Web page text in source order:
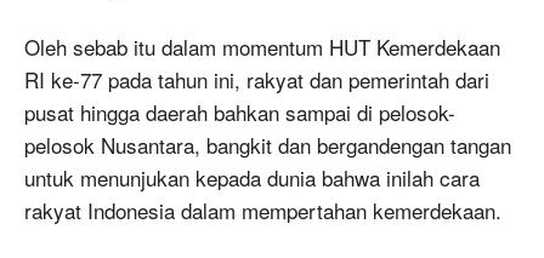
Oleh sebab itu dalam momentum HUT Kemerdekaan
RI ke-77 pada tahun ini, rakyat dan pemerintah dari
pusat hingga daerah bahkan sampai di pelosok-
pelosok Nusantara, bangkit dan bergandengan tangan
untuk menunjukan kepada dunia bahwa inilah cara
rakyat Indonesia dalam mempertahan kemerdekaan.